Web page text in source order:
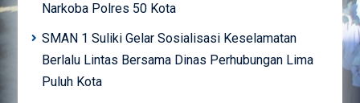
Narkoba Polres 50 Kota
SMAN 1 Suliki Gelar Sosialisasi Keselamatan
Berlalu Lintas Bersama Dinas Perhubungan Lima
Puluh Kota